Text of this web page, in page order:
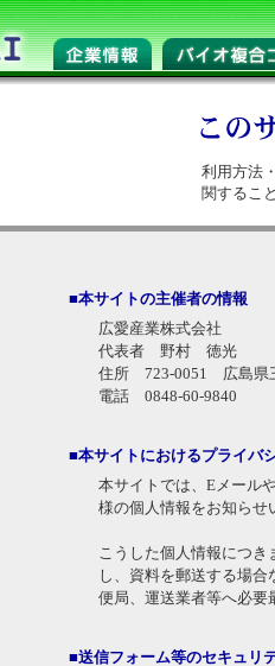
利用方法
関するこ
■本サイトの主催者の情報
広愛産業株式会社
代表者 野村 徳光
住所 723-0051 広島県
電話 0848-60-9840
■本サイトにおけるプライバ
本サイトでは、Eメール
様の個人情報をお知らせ
こうした個人情報につ
し、資料を郵送する場
便局、運送業者等へ必要
■送信フォーム等のセキュリ